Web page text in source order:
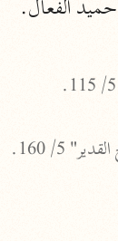
الغيب
الفعال.